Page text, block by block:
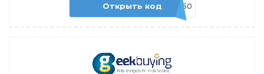
Открыть код ADM50